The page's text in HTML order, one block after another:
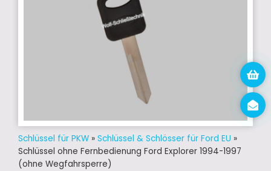
Schlüssel für PKW » Schlüssel & Schlösser für Ford EU »
Schlüssel ohne Fernbedienung Ford Explorer 1994-1997
(ohne Wegfahrsperre)